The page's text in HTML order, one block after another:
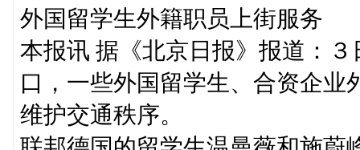
外国留学生外籍职员上街服务
本报讯 据《北京日报》报道：
口，一些外国留学生、合资企业
维护交通秩序。